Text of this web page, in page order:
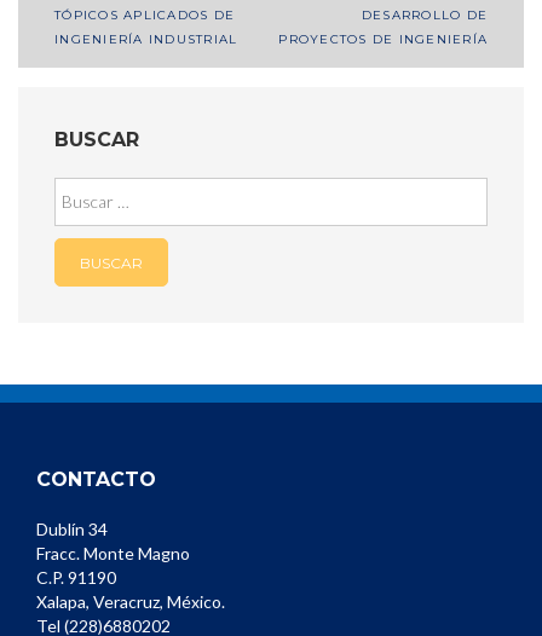
Navegación
de
TÓPICOS APLICADOS DE
INGENIERÍA INDUSTRIAL
DESARROLLO DE
PROYECTOS DE INGENIERÍA
BUSCAR
CONTACTO
Dublín 34
Fracc. Monte Magno
C.P. 91190
Xalapa, Veracruz, México.
Tel (228)6880202